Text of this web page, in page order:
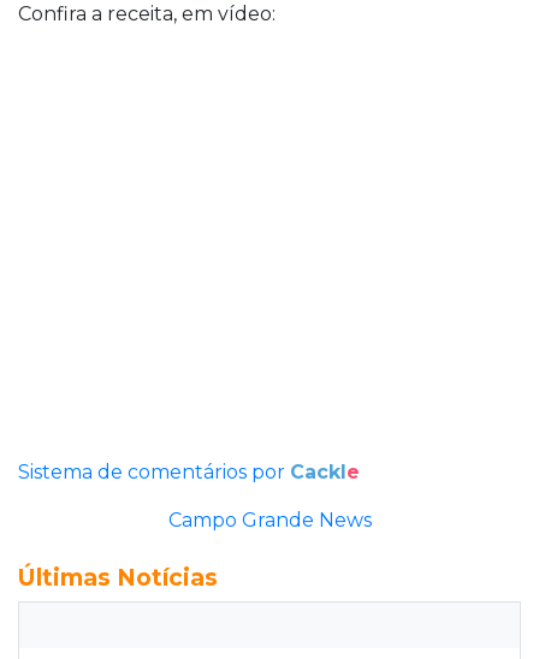
Confira a receita, em vídeo:
Sistema de comentários por Cackle
Campo Grande News
Últimas Notícias